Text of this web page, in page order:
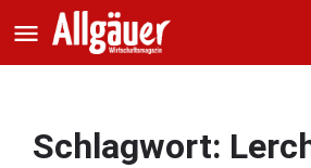
Schlagwort: